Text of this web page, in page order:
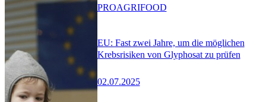
EU: Fast zwei Jahre, um die möglichen
Krebsrisiken von Glyphosat zu prüfen
02.07.2025
PROAGRIFOOD